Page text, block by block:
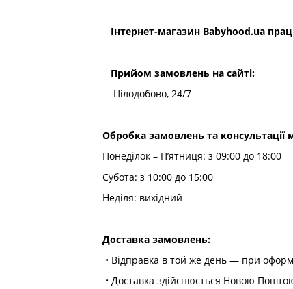
Інтернет-магазин Babyhood.ua
Прийом замовлень на сайті:
Цілодобово, 24/7
Обробка замовлень та консультації
Понеділок – П’ятниця: з 09:00 до 18:00
Субота: з 10:00 до 15:00
Неділя: вихідний
Доставка замовлень:
• Відправка в той же день — при
• Доставка здійснюється Новою